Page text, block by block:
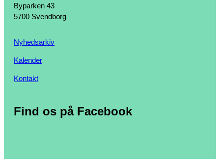
Byparken 43
5700 Svendborg
Nyhedsarkiv
Kalender
Kontakt
Find os på Facebook